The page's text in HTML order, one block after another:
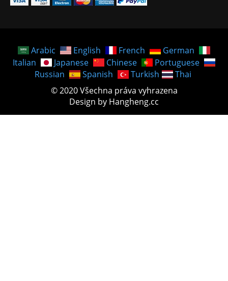
Arabic English French
German
Italian
Japanese Chinese
Portuguese
Russian
Spanish Turkish
Thai
© 2020 Všechna práva vyhrazena
Design by Hangheng.cc